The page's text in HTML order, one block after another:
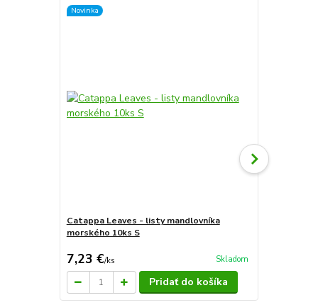
Novinka
Catappa Leaves - listy mandlovníka
morského 10ks S
7,23 €/ks Skladom
Pridať do košíka